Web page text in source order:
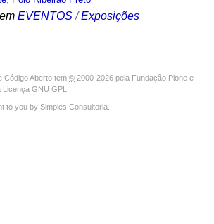
EVENTOS /Exposições
Código Aberto tem © 2000-2026 pela Fundação Plone e
Licença GNU GPL
to you by Simples Consultoria